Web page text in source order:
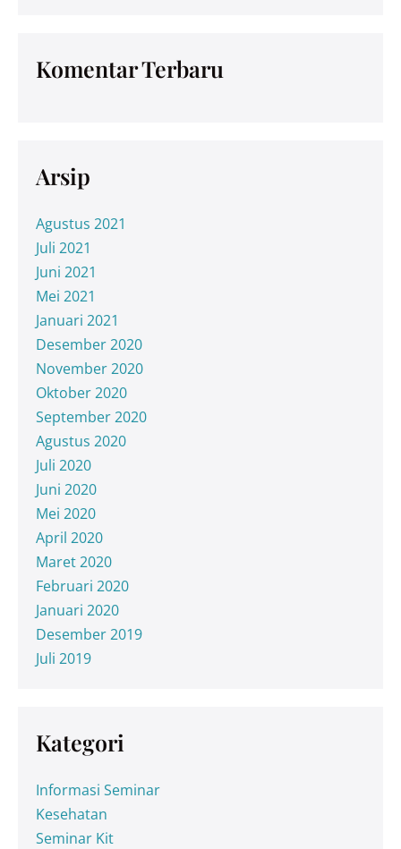
Komentar Terbaru
Arsip
Agustus 2021
Juli 2021
Juni 2021
Mei 2021
Januari 2021
Desember 2020
November 2020
Oktober 2020
September 2020
Agustus 2020
Juli 2020
Juni 2020
Mei 2020
April 2020
Maret 2020
Februari 2020
Januari 2020
Desember 2019
Juli 2019
Kategori
Informasi Seminar
Kesehatan
Seminar Kit